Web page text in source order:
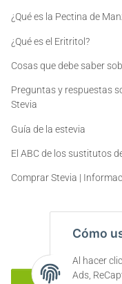
Cómo
Al hacer
Ads,
¿Qué es la Pectina de
¿Qué es el Eritritol?
Cosas que debe saber
Preguntas y respuestas
Stevia
Guía de la estevia
El ABC de los sustitutos
Comprar Stevia |